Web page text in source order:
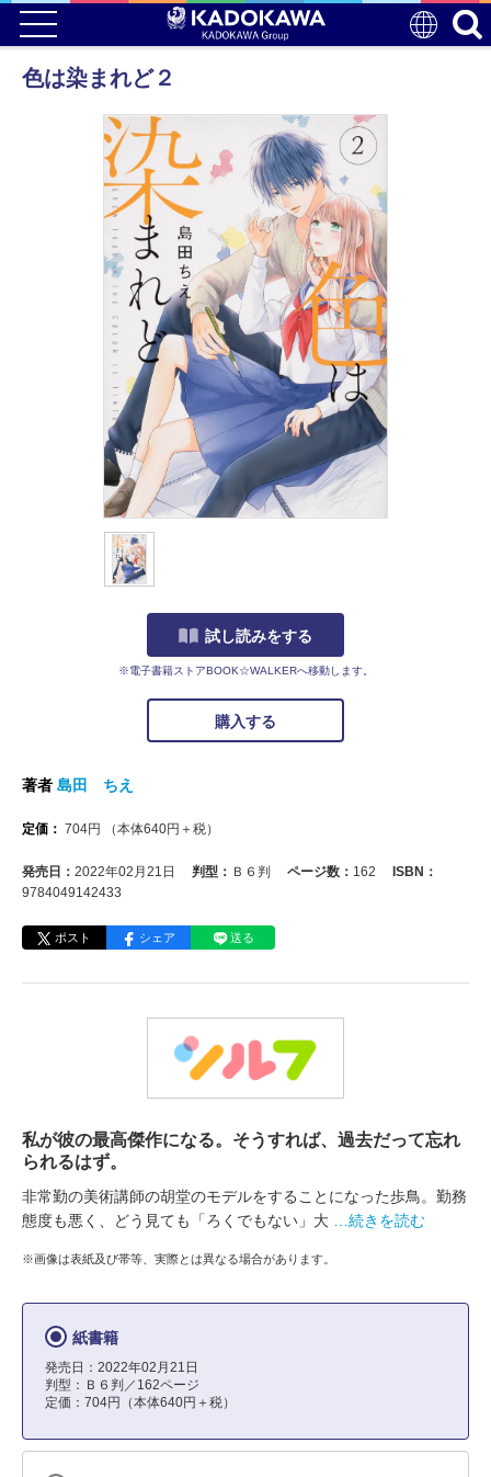
色は染まれど２
試し読みをする
※電子書籍ストアBOOK☆WALKERへ移動します。
購入する
著者 島田 ちえ
定価： 704円 （本体640円＋税）
発売日： 2022年02月21日 判型： Ｂ６判 ページ数： 162
ISBN：
9784049142433
ポスト シェア 送る
私が彼の最高傑作になる。そうすれば、過去だって忘れ
られるはず。
非常勤の美術講師の胡堂のモデルをすることになった歩鳥。勤務
態度も悪く、どう見ても「ろくでもない」大
…続きを読む
※画像は表紙及び帯等、実際とは異なる場合があります。
紙書籍
発売日：2022年02月21日
判型：Ｂ６判／162ページ
定価：704円（本体640円＋税）